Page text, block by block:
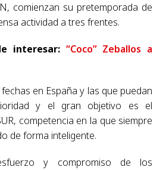
comienzan su pretemporada de
actividad a tres frentes.
interesar: “Coco” Zeballos a
en España y las que puedan
y el gran objetivo es el
competencia en la que siempre
de forma inteligente.
y compromiso de los